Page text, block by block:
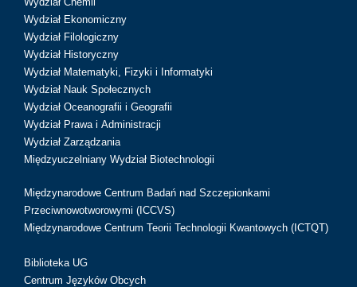
Wydział Ekonomiczny
Wydział Filologiczny
Wydział Historyczny
Wydział Matematyki, Fizyki i Informatyki
Wydział Nauk Społecznych
Wydział Oceanografii i Geografii
Wydział Prawa i Administracji
Wydział Zarządzania
Międzyuczelniany Wydział Biotechnologii
Międzynarodowe Centrum Badań nad Szczepionkami
Przeciwnowotworowymi (ICCVS)
Międzynarodowe Centrum Teorii Technologii Kwantowych (ICTQT)
Biblioteka UG
Centrum Języków Obcych